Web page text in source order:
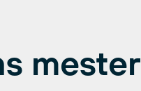
mester